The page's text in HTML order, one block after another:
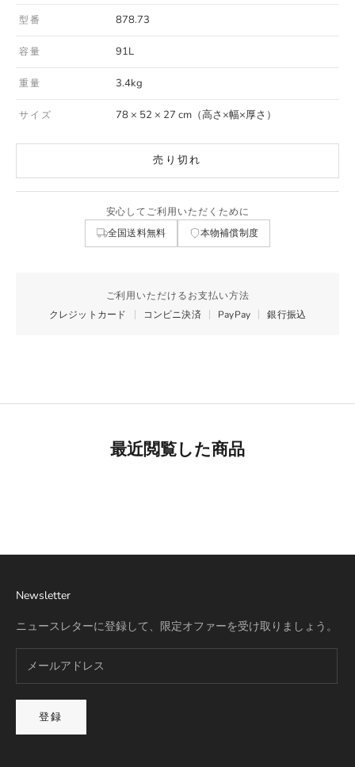
型番 878.73
容量 91L
重量 3.4kg
サイズ 78 × 52 × 27 cm（高さ×幅×厚さ）
売り切れ
安心してご利用いただくために
全国送料無料 本物補償制度
ご利用いただけるお支払い方法
クレジットカード
コンビニ決済 PayPay 銀行振込
最近閲覧した商品
Newsletter
ニュースレターに登録して、限定オファーを受け取りましょう。
登録